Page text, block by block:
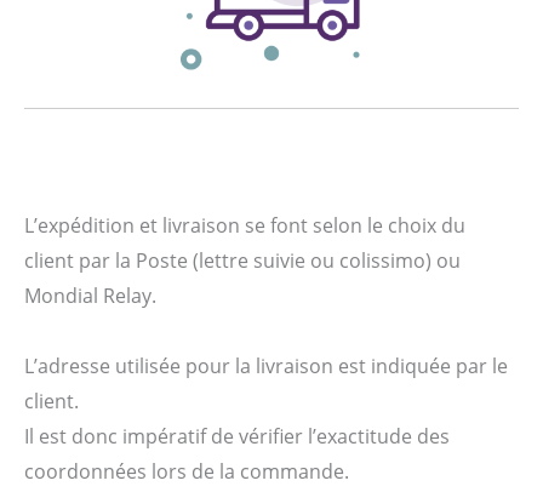
L’expédition et livraison se font selon le choix du
client par la Poste (lettre suivie ou colissimo) ou
Mondial Relay.
L’adresse utilisée pour la livraison est indiquée par le
client.
Il est donc impératif de vérifier l’exactitude des
coordonnées lors de la commande.